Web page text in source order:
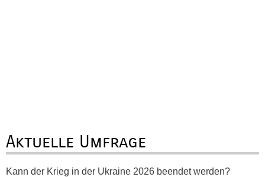
Aktuelle Umfrage
Kann der Krieg in der Ukraine 2026 beendet werden?